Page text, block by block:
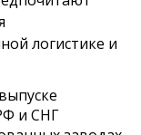
логистике и
и СНГ